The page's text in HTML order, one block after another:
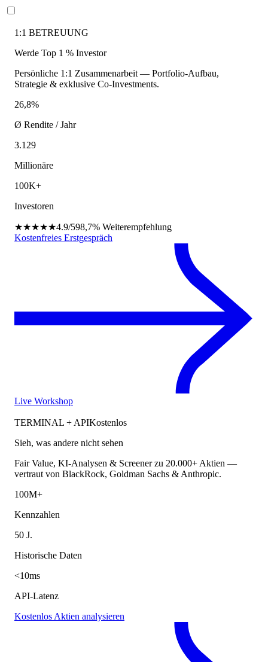
1:1 BETREUUNG
Werde Top 1 % Investor
Persönliche 1:1 Zusammenarbeit — Portfolio-Aufbau,
Strategie & exklusive Co-Investments.
26,8%
Ø Rendite / Jahr
3.129
Millionäre
100K+
Investoren
★★★★★4.9/598,7% Weiterempfehlung
Kostenfreies Erstgespräch
Live Workshop
TERMINAL + APIKostenlos
Sieh, was andere nicht sehen
Fair Value, KI-Analysen & Screener zu 20.000+ Aktien —
vertraut von BlackRock, Goldman Sachs & Anthropic.
100M+
Kennzahlen
50 J.
Historische Daten
<10ms
API-Latenz
Kostenlos Aktien analysieren